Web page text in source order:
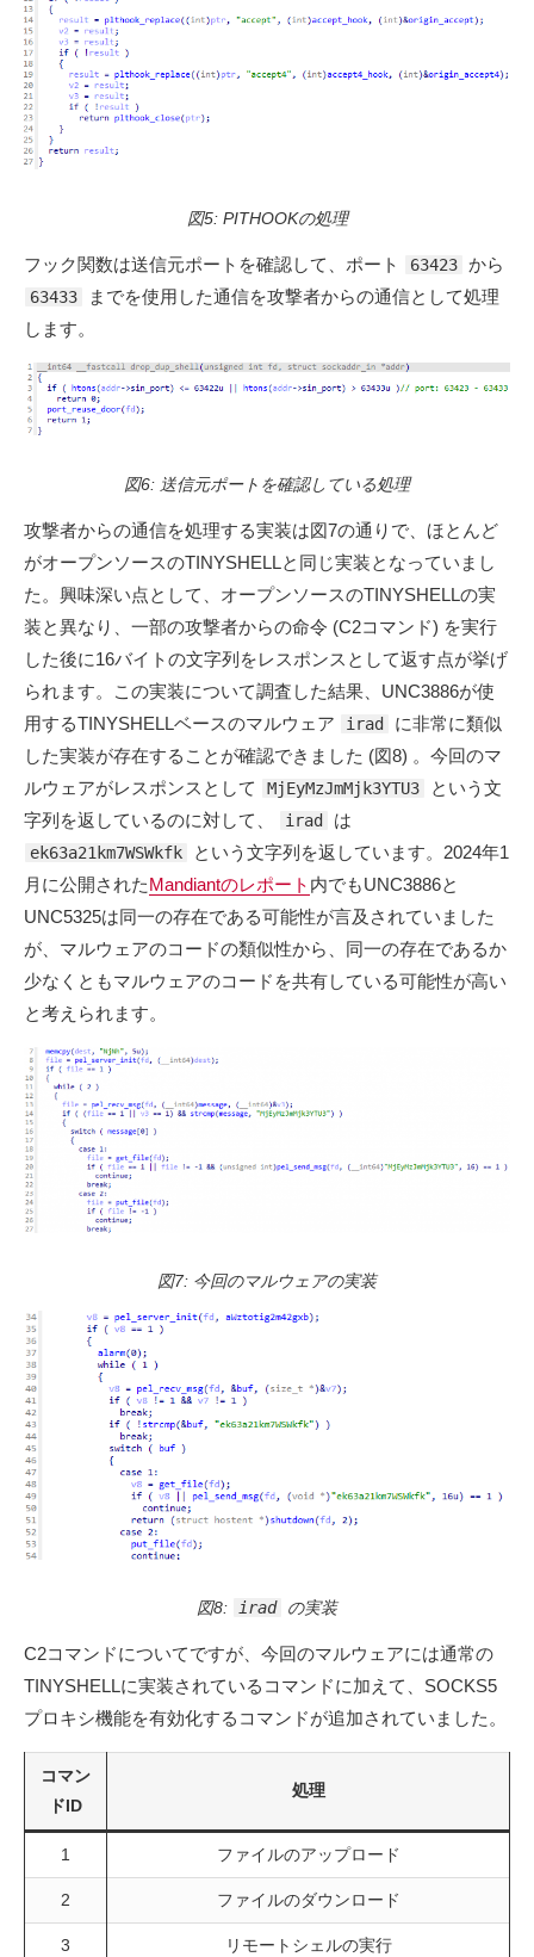
図5: PITHOOKの処理
フック関数は送信元ポートを確認して、ポート 63423 から
63433
までを使用した通信を攻撃者からの通信として処理
します。
図6: 送信元ポートを確認している処理
攻撃者からの通信を処理する実装は図7の通りで、ほとんど
がオープンソースのTINYSHELLと同じ実装となっていまし
た。興味深い点として、オープンソースのTINYSHELLの実
装と異なり、一部の攻撃者からの命令 (C2コマンド) を実行
した後に16バイトの文字列をレスポンスとして返す点が挙げ
られます。この実装について調査した結果、UNC3886が使
用するTINYSHELLベースのマルウェア
irad
に非常に類似
した実装が存在することが確認できました (図8) 。今回のマ
ルウェアがレスポンスとして
MjEyMzJmMjk3YTU3
という文
字列を返しているのに対して、
irad は
ek63a21km7WSWkfk
という文字列を返しています。2024年1
月に公開されたMandiantのレポート 内でもUNC3886と
UNC5325は同一の存在である可能性が言及されていました
が、マルウェアのコードの類似性から、同一の存在であるか
少なくともマルウェアのコードを共有している可能性が高い
と考えられます。
図7: 今回のマルウェアの実装
図8: irad の実装
C2コマンドについてですが、今回のマルウェアには通常の
TINYSHELLに実装されているコマンドに加えて、SOCKS5
プロキシ機能を有効化するコマンドが追加されていました。
コマン
ドID
処理
1 ファイルのアップロード
2 ファイルのダウンロード
3 リモートシェルの実行